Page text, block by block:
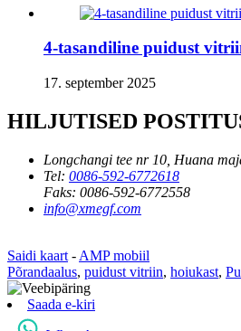
4-tasandiline puidust
17. september 2025
HILJUTISED
Longchangi tee nr 10, Huana
Tel: 0086-592-6772618
Faks: 0086-592-6772558
info@xmegf.com
Saidi kaart - AMP mobiil
Põrandaalus, puidust vitriin, hoiukast,
Saada e-kiri